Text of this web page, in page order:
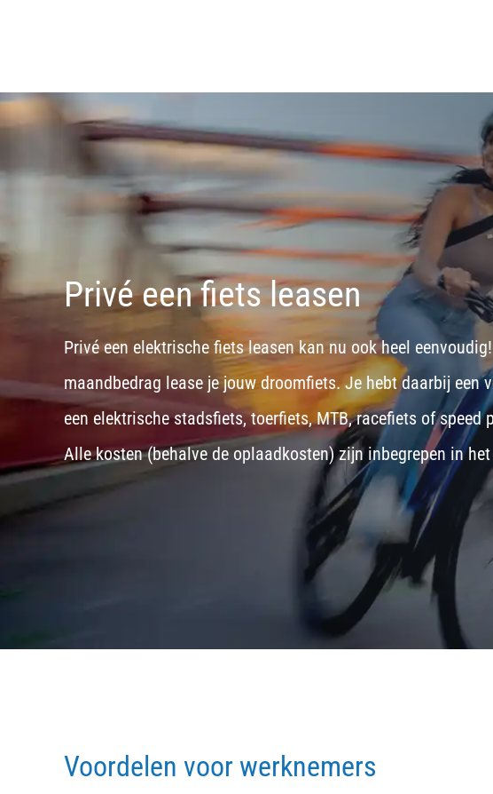
Privé een fiets leasen
Privé een elektrische fiets leasen kan nu ook heel
maandbedrag lease je jouw droomfiets. Je hebt daarbij een
een elektrische stadsfiets, toerfiets,MTB,racefiets ofspeed
Alle kosten (behalve de oplaadkosten) zijn inbegrepen in
Voordelen voor werknemers